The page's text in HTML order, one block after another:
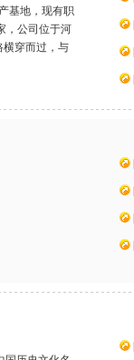
基地，现有职
，公司位于河
横穿而过，与